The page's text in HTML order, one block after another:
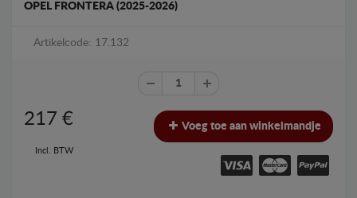
OPEL FRONTERA (2025-2026)
Artikelcode: 17.132
217 €
Incl. BTW
Voeg toe aan winkelmandje